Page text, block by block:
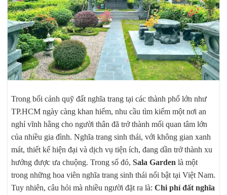
Trong bối cảnh quỹ đất nghĩa trang tại các thành phố lớn như
TP.HCM ngày càng khan hiếm, nhu cầu tìm kiếm một nơi an
nghỉ vĩnh hằng cho người thân đã trở thành mối quan tâm lớn
của nhiều gia đình. Nghĩa trang sinh thái, với không gian xanh
mát, thiết kế hiện đại và dịch vụ tiện ích, đang dần trở thành xu
hướng được ưa chuộng. Trong số đó, Sala Garden là một
trong những hoa viên nghĩa trang sinh thái nổi bật tại Việt Nam.
Tuy nhiên, câu hỏi mà nhiều người đặt ra là: Chi phí đất nghĩa